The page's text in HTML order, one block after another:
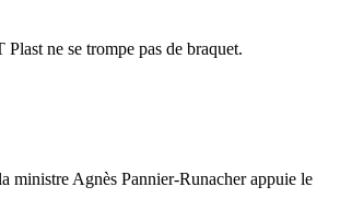
ne se trompe pas de braquet.
ministre Agnès Pannier-Runacher appuie le